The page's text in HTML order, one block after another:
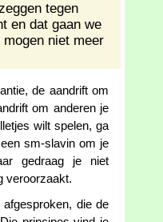
tegen
en dat gaan we
niet meer
de aandrift om
om anderen je
wilt spelen, ga
sm-slavin om je
gedraag je niet
veroorzaakt.
die de